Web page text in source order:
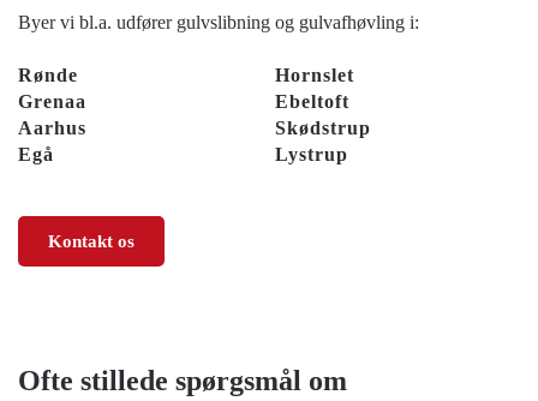
Byer vi bl.a. udfører gulvslibning og gulvafhøvling i:
Rønde
Hornslet
Grenaa
Ebeltoft
Aarhus
Skødstrup
Egå
Lystrup
Kontakt os
Ofte stillede spørgsmål om